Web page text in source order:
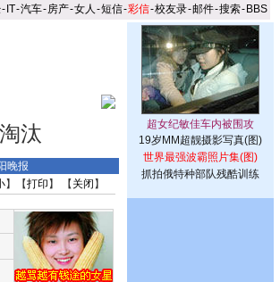
- IT-汽车-房产-女人 -短信-彩信-校友录-邮件-搜索- BBS
汰
晚报
】【打印 】 【 关闭 】
19岁MM超靓摄影写真(图)
世界最强波霸照片集(图)
抓拍俄特种部队残酷训练